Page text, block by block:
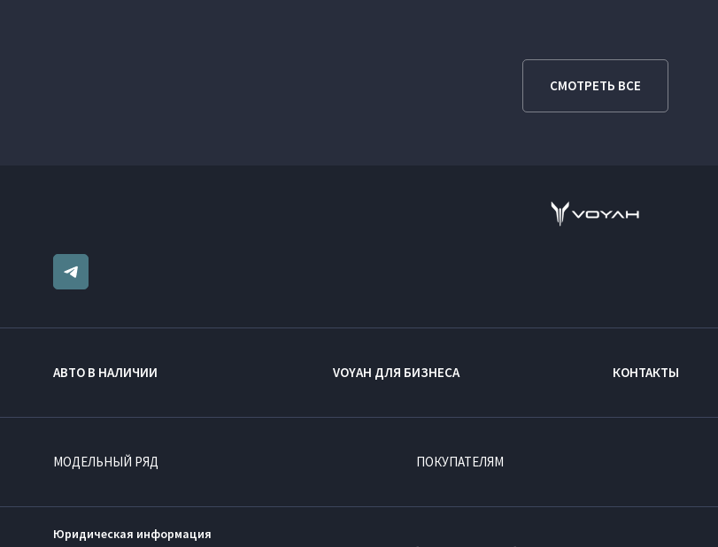
СМОТРЕТЬ ВСЕ
АВТО В НАЛИЧИИ VOYAH ДЛЯ БИЗНЕСА КОНТАКТЫ
МОДЕЛЬНЫЙ РЯД ПОКУПАТЕЛЯМ
Юридическая информация